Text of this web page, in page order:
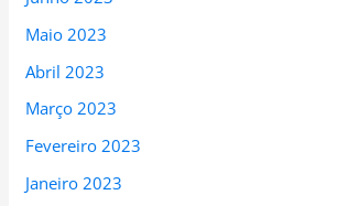
Maio 2023
Abril 2023
Março 2023
Fevereiro 2023
Janeiro 2023